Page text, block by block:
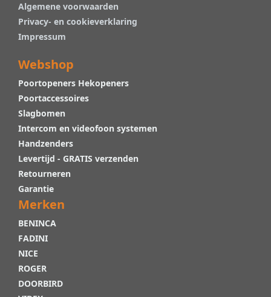
Algemene voorwaarden
Privacy- en cookieverklaring
Impressum
Webshop
Poortopeners Hekopeners
Poortaccessoires
Slagbomen
Intercom en videofoon systemen
Handzenders
Levertijd - GRATIS verzenden
Retourneren
Garantie
Merken
BENINCA
FADINI
NICE
ROGER
DOORBIRD